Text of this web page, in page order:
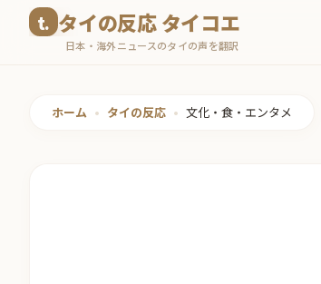
タイの反応 タイコエ
日本・海外ニュースのタイの声を翻訳
ホーム • タイの反応 • 文化・食・エンタメ